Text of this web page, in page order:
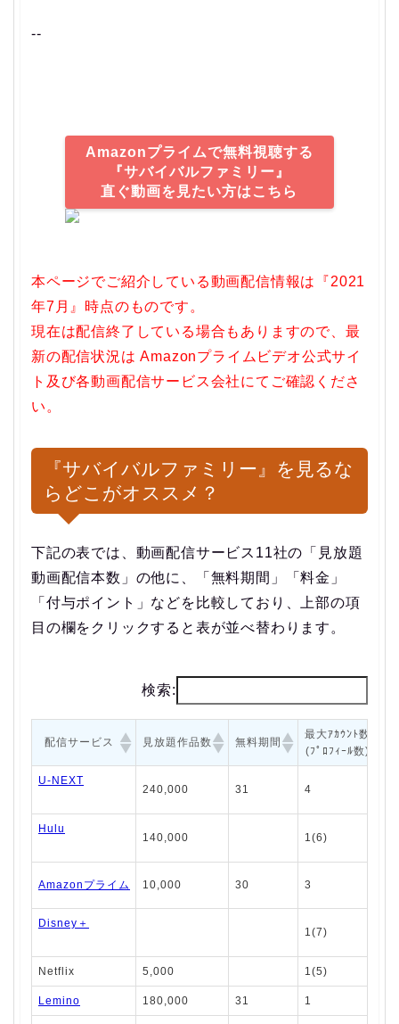
--
Amazonプライムで無料視聴する
『サバイバルファミリー』
直ぐ動画を見たい方はこちら
本ページでご紹介している動画配信情報は『2021
年7月』時点のものです。
現在は配信終了している場合もありますので、最
新の配信状況は Amazonプライムビデオ公式サイ
ト及び各動画配信サービス会社にてご確認くださ
い。
『サバイバルファミリー』を見るな
らどこがオススメ？
下記の表では、動画配信サービス11社の「見放題
動画配信本数」の他に、「無料期間」「料金」
「付与ポイント」などを比較しており、上部の項
目の欄をクリックすると表が並べ替わります。
検索:
配信サービス 見放題作品数 無料期間
最大ｱｶｳﾝﾄ数
(ﾌﾟﾛﾌｨｰﾙ数)
U-NEXT
240,000 31 4
Hulu
140,000 1(6)
Amazonプライム 10,000 30 3
Disney＋
1(7)
Netflix 5,000 1(5)
Lemino 180,000 31 1